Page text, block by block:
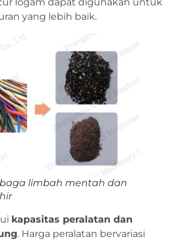
logam dapat digunakan untuk
yang lebih baik.
limbah mentah dan
kapasitas peralatan dan
. Harga peralatan bervariasi